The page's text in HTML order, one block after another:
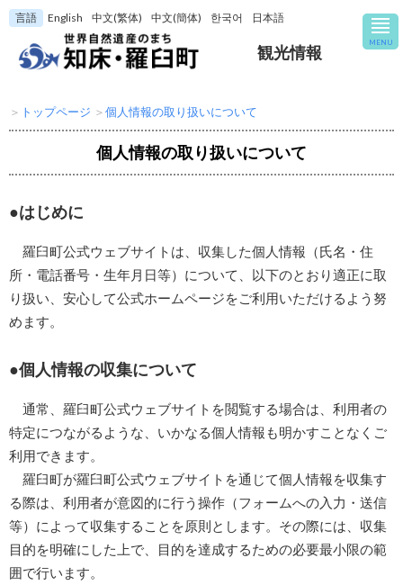
言語 English 中文(繁体) 中文(簡体) 한국어 日本語
観光情報
MENU
＞ トップページ ＞個人情報の取り扱いについて
個人情報の取り扱いについて
はじめに
羅臼町公式ウェブサイトは、収集した個人情報（氏名・住
所・電話番号・生年月日等）について、以下のとおり適正に取
り扱い、安心して公式ホームページをご利用いただけるよう努
めます。
個人情報の収集について
通常、羅臼町公式ウェブサイトを閲覧する場合は、利用者の
特定につながるような、いかなる個人情報も明かすことなくご
利用できます。
羅臼町が羅臼町公式ウェブサイトを通じて個人情報を収集す
る際は、利用者が意図的に行う操作（フォームへの入力・送信
等）によって収集することを原則とします。その際には、収集
目的を明確にした上で、目的を達成するための必要最小限の範
囲で行います。